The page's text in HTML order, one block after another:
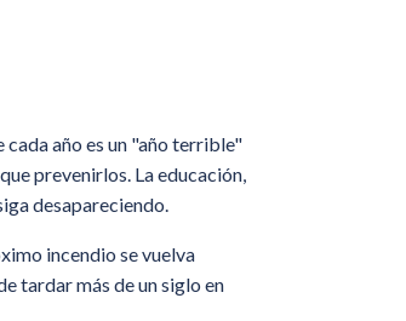
cada año es un "año terrible"
prevenirlos. La educación,
desapareciendo.
incendio se vuelva
tardar más de un siglo en